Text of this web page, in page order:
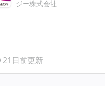
ジー株式会社
21日前更新